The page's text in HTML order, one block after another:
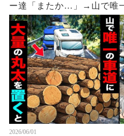
ー達「またか…」→山で唯
を置いた結果【漫画】
2026/06/01